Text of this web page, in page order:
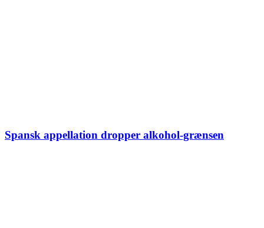
Spansk appellation dropper alkohol-grænsen